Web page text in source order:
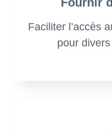
Faciliter l’accès
pour